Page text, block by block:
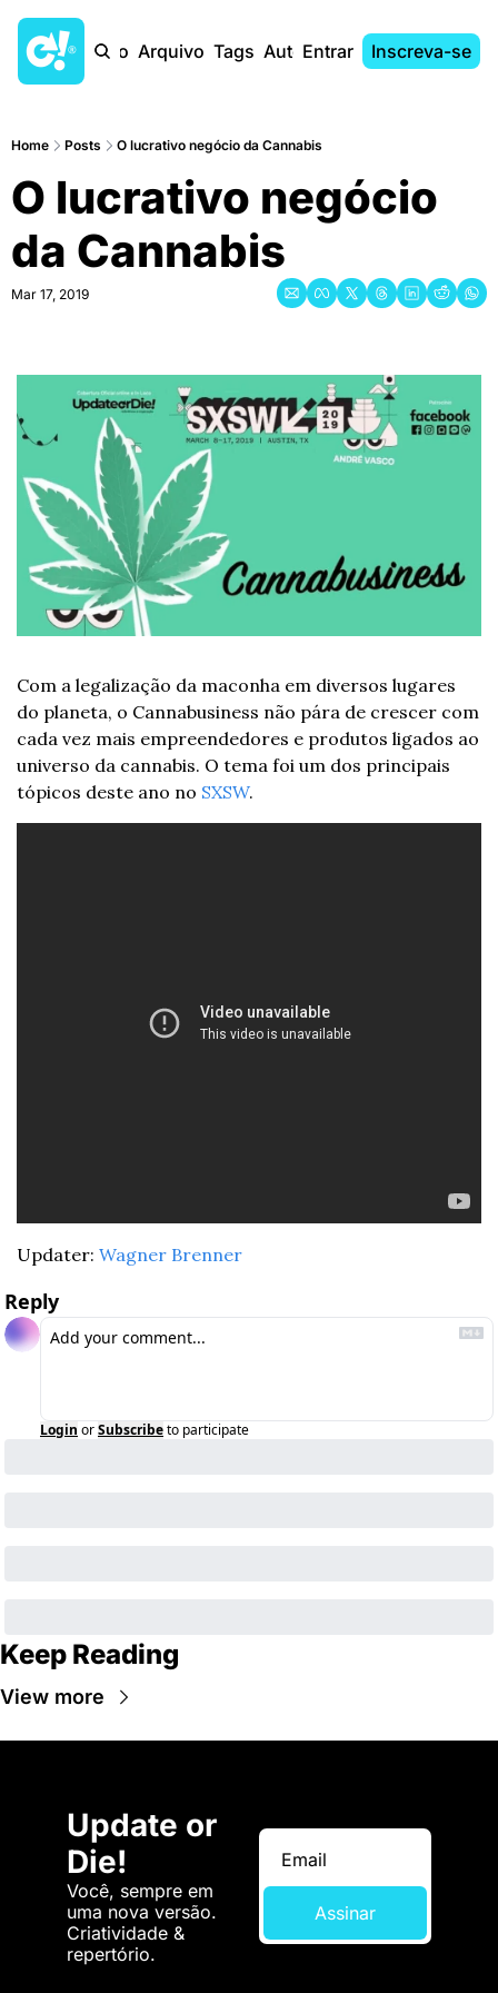
Início Arquivo Tags AutoresEntrar Inscreva-se
Home Posts O lucrativo negócio da Cannabis
O lucrativo negócio
da Cannabis
Mar 17, 2019
Com a legalização da maconha em diversos lugares
do planeta, o Cannabusiness não pára de crescer com
cada vez mais empreendedores e produtos ligados ao
universo da cannabis. O tema foi um dos principais
tópicos deste ano no SXSW.
Updater: Wagner Brenner
Reply
Login orSubscribeto participate
Keep Reading
View more
Update or
Die!
Você, sempre em
uma nova versão.
Criatividade &
repertório.
Assinar